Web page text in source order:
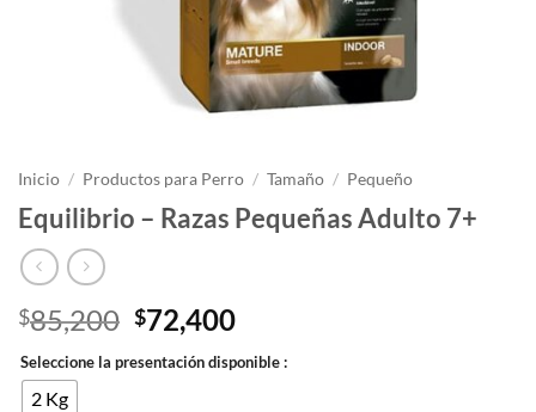
Inicio / Productos para Perro / Tamaño / Pequeño
Equilibrio – Razas Pequeñas Adulto 7+
$85,200 El
precio
original
$72,400El
actual
Seleccione la presentación disponible :
2 Kg